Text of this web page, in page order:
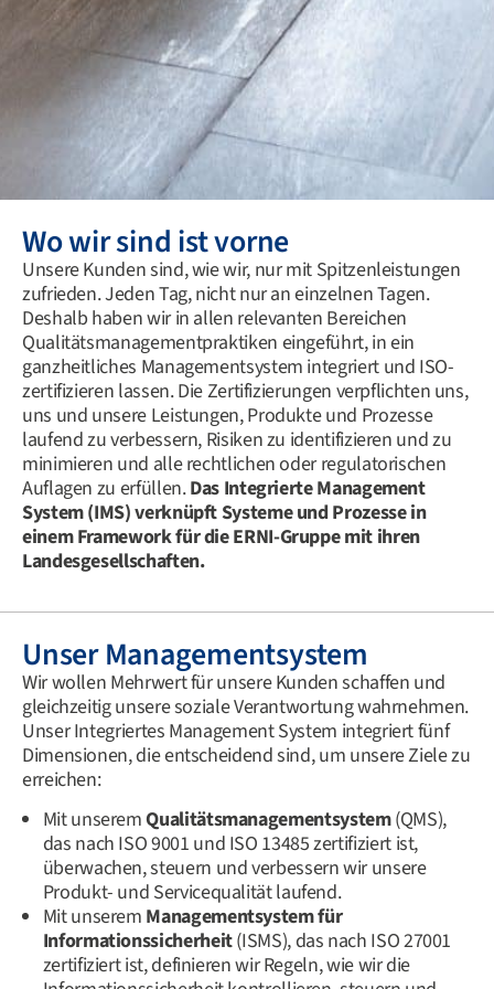
Wo wir sind ist vorne
Unsere Kunden sind, wie wir, nur mit Spitzenleistungen
zufrieden. Jeden Tag, nicht nur an einzelnen Tagen.
Deshalb haben wir in allen relevanten Bereichen
Qualitätsmanagementpraktiken eingeführt, in ein
ganzheitliches Managementsystem integriert und ISO-
zertifizieren lassen. Die Zertifizierungen verpflichten uns,
uns und unsere Leistungen, Produkte und Prozesse
laufend zu verbessern, Risiken zu identifizieren und zu
minimieren und alle rechtlichen oder regulatorischen
Auflagen zu erfüllen.Das Integrierte Management
System (IMS) verknüpft Systeme und Prozesse in
einem Framework für die ERNI-Gruppe mit ihren
Landesgesellschaften.
Unser Managementsystem
Wir wollen Mehrwert für unsere Kunden schaffen und
gleichzeitig unsere soziale Verantwortung wahrnehmen.
Unser Integriertes Management System integriert fünf
Dimensionen, die entscheidend sind, um unsere Ziele zu
erreichen:
Mit unseremQualitätsmanagementsystem(QMS),
das nach ISO 9001 und ISO 13485 zertifiziert ist,
überwachen, steuern und verbessern wir unsere
Produkt- und Servicequalität laufend.
Mit unserem Managementsystem für
Informationssicherheit(ISMS), das nach ISO 27001
zertifiziert ist, definieren wir Regeln, wie wir die